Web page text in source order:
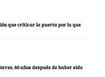
que criticar la puerta por la que
60 años después de haber sido